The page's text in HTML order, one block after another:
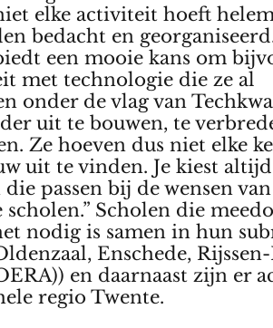
elke activiteit hoeft
bedacht en
een mooie kans om
met technologie die ze al
onder de vlag van
uit te bouwen, te
Ze hoeven dus niet elke
uit te vinden. Je kiest altijd
passen bij de wensen
Scholen die
nodig is samen in hun
Enschede,
en daarnaast zijn er
regio Twente.